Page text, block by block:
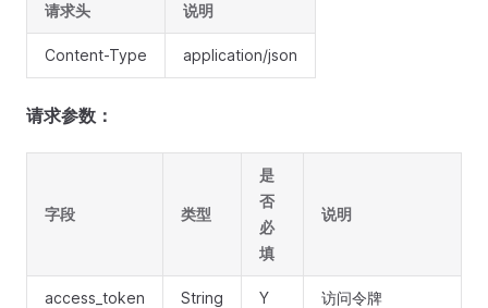
请求头 说明
Content-Type application/json
请求参数：
字段 类型
是
否
必
填
说明
access_token String Y 访问令牌